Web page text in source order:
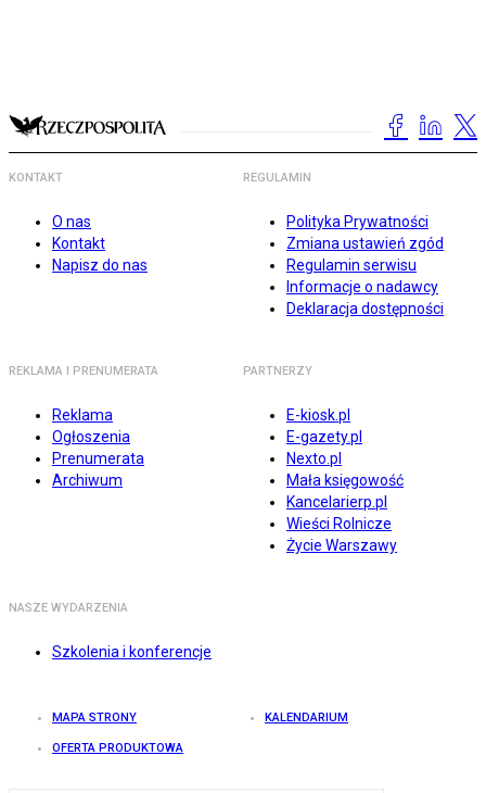
KONTAKT
O nas
Kontakt
Napisz do nas
REGULAMIN
Polityka Prywatności
Zmiana ustawień zgód
Regulamin serwisu
Informacje o nadawcy
Deklaracja dostępności
REKLAMA I PRENUMERATA
Reklama
Ogłoszenia
Prenumerata
Archiwum
PARTNERZY
E-kiosk.pl
E-gazety.pl
Nexto.pl
Mała księgowość
Kancelarierp.pl
Wieści Rolnicze
Życie Warszawy
NASZE WYDARZENIA
Szkolenia i konferencje
MAPA STRONY KALENDARIUM
OFERTA PRODUKTOWA